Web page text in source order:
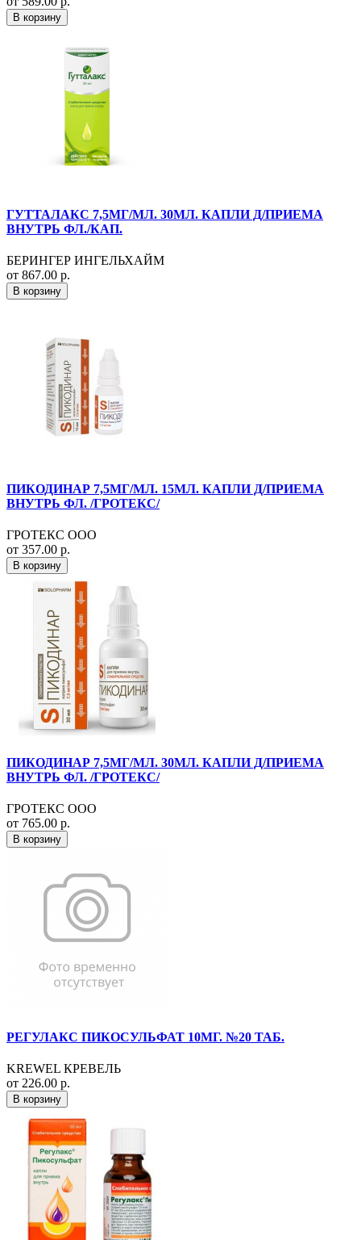
В корзину
ГУТТАЛАКС 7,5МГ/МЛ. 30МЛ. КАПЛИ Д/ПРИЕМА
ВНУТРЬ ФЛ./КАП.
БЕРИНГЕР ИНГЕЛЬХАЙМ
от 867.00 р.
В корзину
ПИКОДИНАР 7,5МГ/МЛ. 15МЛ. КАПЛИ Д/ПРИЕМА
ВНУТРЬ ФЛ. /ГРОТЕКС/
ГРОТЕКС ООО
от 357.00 р.
В корзину
ПИКОДИНАР 7,5МГ/МЛ. 30МЛ. КАПЛИ Д/ПРИЕМА
ВНУТРЬ ФЛ. /ГРОТЕКС/
ГРОТЕКС ООО
от 765.00 р.
В корзину
РЕГУЛАКС ПИКОСУЛЬФАТ 10МГ. №20 ТАБ.
KREWEL КРЕВЕЛЬ
от 226.00 р.
В корзину